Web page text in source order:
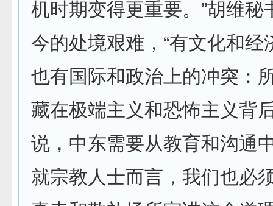
机时期变得更重要。”胡维秘
今的处境艰难，“有文化和经
也有国际和政治上的冲突：
藏在极端主义和恐怖主义背
说，中东需要从教育和沟通
就宗教人士而言，我们也必